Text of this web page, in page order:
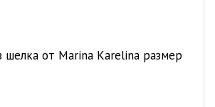
шелка от Marina Karelina размер